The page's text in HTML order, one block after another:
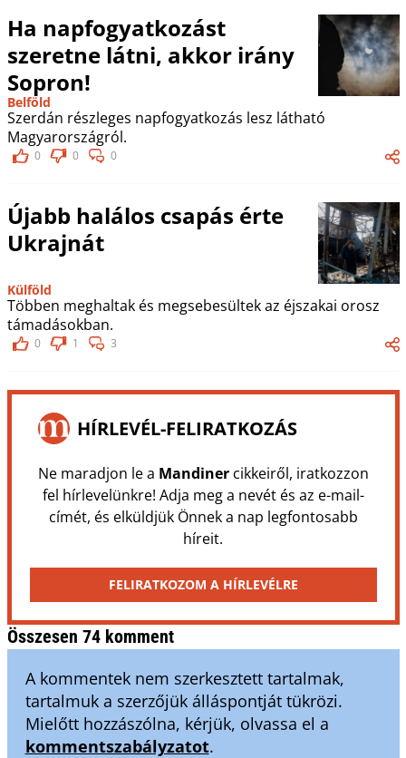
Ha napfogyatkozást
szeretne látni, akkor irány
Sopron!
Belföld
Szerdán részleges napfogyatkozás lesz látható
Magyarországról.
0 0 0
Újabb halálos csapás érte
Ukrajnát
Külföld
Többen meghaltak és megsebesültek az éjszakai orosz
támadásokban.
0 1 3
HÍRLEVÉL-FELIRATKOZÁS
Ne maradjon le a Mandinercikkeiről, iratkozzon
fel hírlevelünkre! Adja meg a nevét és az e-mail-
címét, és elküldjük Önnek a nap legfontosabb
híreit.
FELIRATKOZOM A HÍRLEVÉLRE
Összesen 74 komment
A kommentek nem szerkesztett tartalmak,
tartalmuk a szerzőjük álláspontját tükrözi.
Mielőtt hozzászólna, kérjük, olvassa el a
kommentszabályzatot.